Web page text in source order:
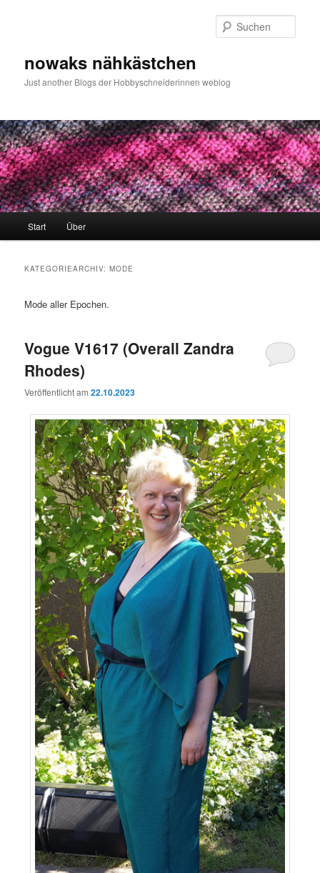
nowaks nähkästchen
Just another Blogs der Hobbyschneiderinnen weblog
Start Über
KATEGORIEARCHIV:MODE
Mode aller Epochen.
Vogue V1617 (Overall Zandra
Rhodes)
Veröffentlicht am22.10.2023